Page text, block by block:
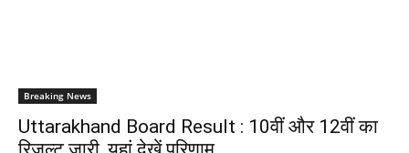
Breaking News
Uttarakhand Board Result : 10वीं और 12वीं का